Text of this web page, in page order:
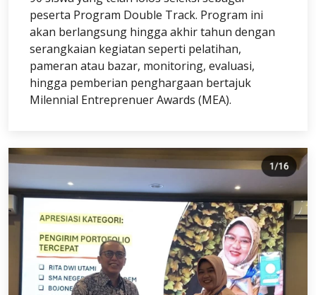
peserta Program Double Track. Program ini
akan berlangsung hingga akhir tahun dengan
serangkaian kegiatan seperti pelatihan,
pameran atau bazar, monitoring, evaluasi,
hingga pemberian penghargaan bertajuk
Milennial Entreprenuer Awards (MEA).